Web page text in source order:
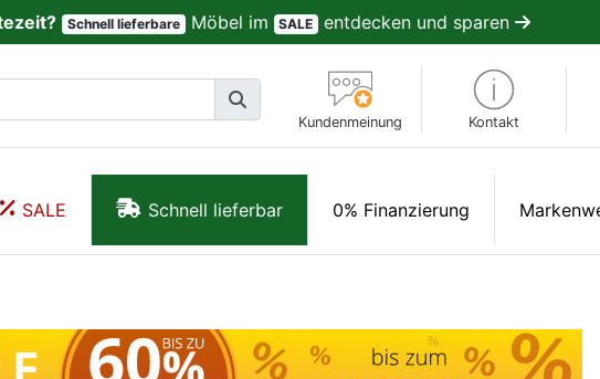
Schnell lieferbare Möbel im SALE entdecken und sparen
Kundenmeinung Kontakt
SALE Schnell lieferbar 0% Finanzierung